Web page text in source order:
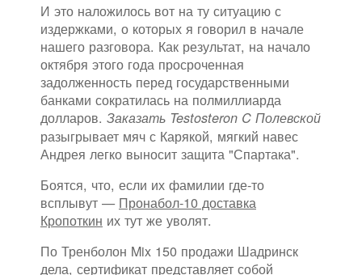
И это наложилось вот на ту ситуацию с
издержками, о которых я говорил в начале
нашего разговора. Как результат, на начало
октября этого года просроченная
задолженность перед государственными
банками сократилась на полмиллиарда
долларов. Заказать Testosteron C Полевской
разыгрывает мяч с Карякой, мягкий навес
Андрея легко выносит защита "Спартака".
Боятся, что, если их фамилии где-то
всплывут — Пронабол-10 доставка
Кропоткин их тут же уволят.
По Тренболон Mix 150 продажи Шадринск
дела, сертификат представляет собой